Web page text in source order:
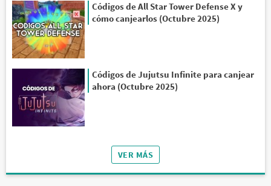
Códigos de All Star Tower Defense X y
cómo canjearlos (Octubre 2025)
Códigos de Jujutsu Infinite para canjear
ahora (Octubre 2025)
VER MÁS